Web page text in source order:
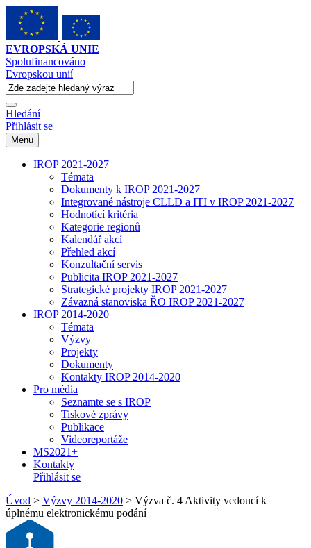
EVROPSKÁ UNIE
Spolufinancováno
Evropskou unií
Hledání
Přihlásit se
Menu
IROP 2021-2027
Témata
Dokumenty k IROP 2021-2027
Integrované nástroje CLLD a ITI v IROP 2021-2027
Hodnotící kritéria
Kategorie regionů
Kalendář akcí
Přehled akcí
Konzultační servis
Publicita IROP 2021-2027
Strategické projekty IROP 2021-2027
Závazná stanoviska ŘO IROP 2021-2027
IROP 2014-2020
Témata
Výzvy
Projekty
Dokumenty
Kontakty IROP 2014-2020
Pro média
Seznamte se s IROP
Tiskové zprávy
Publikace
Videoreportáže
MS2021+
Kontakty
Přihlásit se
Úvod > Výzvy 2014-2020 > Výzva č. 4 Aktivity vedoucí k
úplnému elektronickému podání